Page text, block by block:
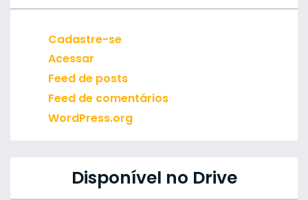
Cadastre-se
Acessar
Feed de posts
Feed de comentários
WordPress.org
Disponível no Drive